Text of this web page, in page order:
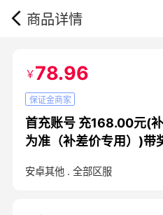
商品详情
￥78.96
保证金商家
首充账号 充168.00元(
为准（补差价专用）)带
安卓其他. 全部区服